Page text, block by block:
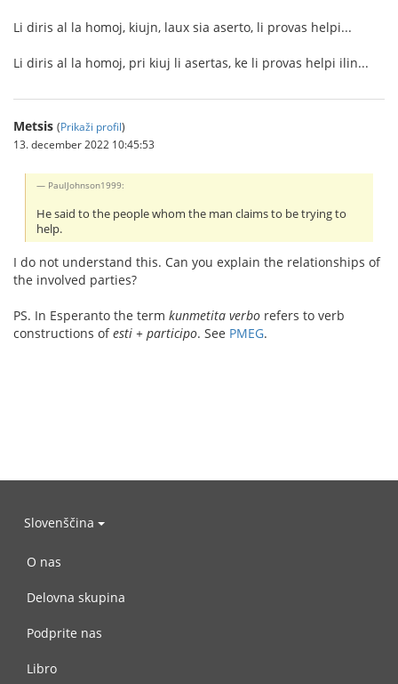
Li diris al la homoj, kiujn, laux sia aserto, li provas helpi...
Li diris al la homoj, pri kiuj li asertas, ke li provas helpi ilin...
Metsis (Prikaži profil)
13. december 2022 10:45:53
PaulJohnson1999:
He said to the people whom the man claims to be trying to
help.
I do not understand this. Can you explain the relationships of
the involved parties?
PS. In Esperanto the term kunmetita verbo refers to verb
constructions ofesti + participo. See PMEG.
Slovenščina
O nas
Delovna skupina
Podprite nas
Libro